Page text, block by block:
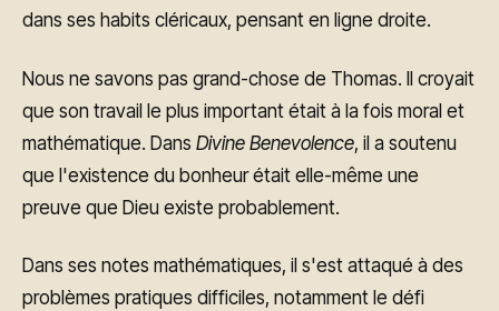
dans ses habits cléricaux, pensant en ligne droite.
Nous ne savons pas grand-chose de Thomas. Il croyait
que son travail le plus important était à la fois moral et
mathématique. Dans Divine Benevolence, il a soutenu
que l'existence du bonheur était elle-même une
preuve que Dieu existe probablement.
Dans ses notes mathématiques, il s'est attaqué à des
problèmes pratiques difficiles, notamment le défi